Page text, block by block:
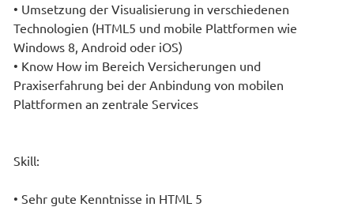
• Umsetzung der Visualisierung in verschiedenen
Technologien (HTML5 und mobile Plattformen wie
Windows 8, Android oder iOS)
• Know How im Bereich Versicherungen und
Praxiserfahrung bei der Anbindung von mobilen
Plattformen an zentrale Services
Skill:
• Sehr gute Kenntnisse in HTML 5